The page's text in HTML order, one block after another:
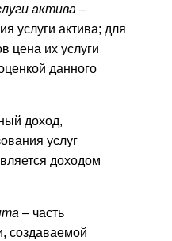
актива –
услуги актива; для
цена их услуги
данного
доход,
услуг
доходом
– часть
создаваемой